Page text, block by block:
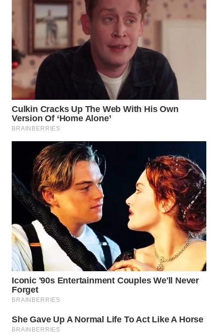
WN
TAPANULI
WN DELI
SERDANG
WN
TEBING
TINGGI
PAKPAK
WN
KARAWANG
WN
BEKASI
WN
BOGOR
WN
DEPOK
WN
TAPANULI